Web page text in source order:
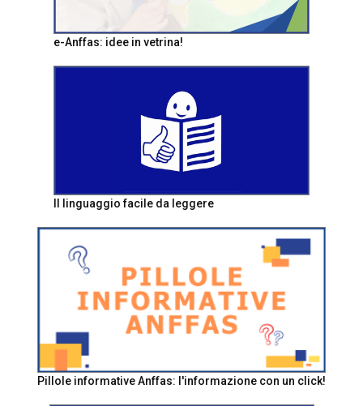
e-Anffas: idee in vetrina!
Il linguaggio facile da leggere
Pillole informative Anffas: l'informazione con un click!